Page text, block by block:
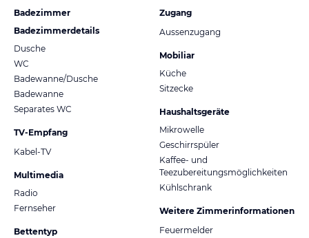
Badezimmer
Badezimmerdetails
Dusche
WC
Badewanne/Dusche
Badewanne
Separates WC
TV-Empfang
Kabel-TV
Multimedia
Radio
Fernseher
Bettentyp
Zugang
Aussenzugang
Mobiliar
Küche
Sitzecke
Haushaltsgeräte
Mikrowelle
Geschirrspüler
Kaffee- und
Teezubereitungsmöglichkeiten
Kühlschrank
Weitere Zimmerinformationen
Feuermelder